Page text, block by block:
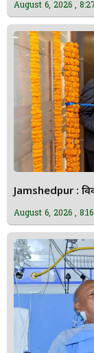
August 6, 2026
Jamshedpur :
August 6, 2026